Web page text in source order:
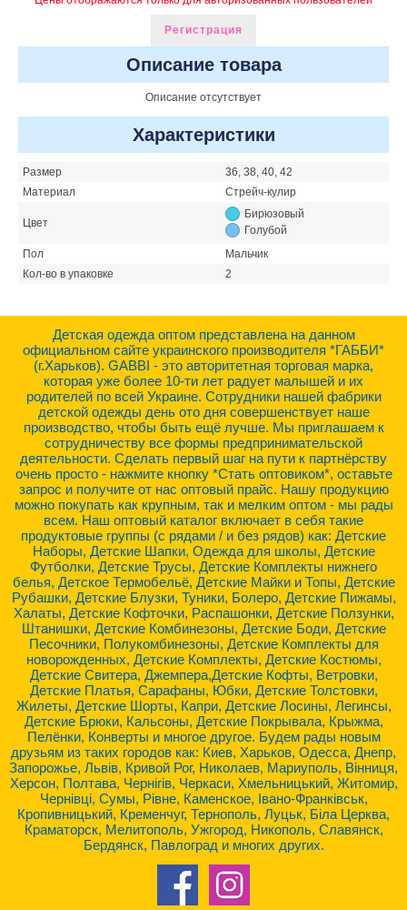
Регистрация
Описание товара
Описание отсутствует
Характеристики
Размер
36, 38, 40, 42
Материал
Стрейч-кулир
Цвет
Бирюзовый
Голубой
Пол
Мальчик
Кол-во в упаковке
2
Детская одежда оптом представлена на данном
официальном сайте украинского производителя *ГАББИ*
(г.Харьков). GABBI - это авторитетная торговая марка,
которая уже более 10-ти лет радует малышей и их
родителей по всей Украине. Сотрудники нашей фабрики
детской одежды день ото дня совершенствует наше
производство, чтобы быть ещё лучше. Мы приглашаем к
сотрудничеству все формы предпринимательской
деятельности. Сделать первый шаг на пути к партнёрству
очень просто - нажмите кнопку *Стать оптовиком*, оставьте
запрос и получите от нас оптовый прайс. Нашу продукцию
можно покупать как крупным, так и мелким оптом - мы рады
всем. Наш оптовый каталог включает в себя такие
продуктовые группы (с рядами / и без рядов) как: Детские
Наборы, Детские Шапки, Одежда для школы, Детские
Футболки, Детские Трусы, Детские Комплекты нижнего
белья, Детское Термобельё, Детские Майки и Топы, Детские
Рубашки, Детские Блузки, Туники, Болеро, Детские Пижамы,
Халаты, Детские Кофточки, Распашонки, Детские Ползунки,
Штанишки, Детские Комбинезоны, Детские Боди, Детские
Песочники, Полукомбинезоны, Детские Комплекты для
новорожденных, Детские Комплекты, Детские Костюмы,
Детские Свитера, Джемпера,Детские Кофты, Ветровки,
Детские Платья, Сарафаны, Юбки, Детские Толстовки,
Жилеты, Детские Шорты, Капри, Детские Лосины, Легинсы,
Детские Брюки, Кальсоны, Детские Покрывала, Крыжма,
Пелёнки, Конверты и многое другое. Будем рады новым
друзьям из таких городов как: Киев, Харьков, Одесса, Днепр,
Запорожье, Львів, Кривой Рог, Николаев, Мариуполь, Вінниця,
Херсон, Полтава, Чернігів, Черкаси, Хмельницький, Житомир,
Чернівці, Сумы, Рівне, Каменское, Івано-Франківськ,
Кропивницький, Кременчуг, Тернополь, Луцьк, Біла Церква,
Краматорск, Мелитополь, Ужгород, Никополь, Славянск,
Бердянск, Павлоград и многих других.